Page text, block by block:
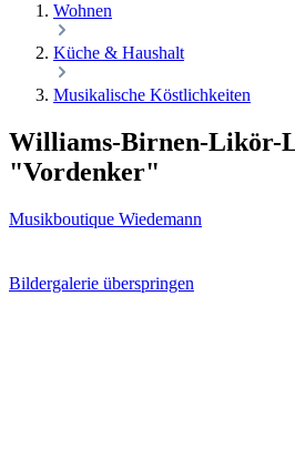
Wohnen
Küche & Haushalt
Musikalische Köstlichkeiten
Williams-Birnen-Likör-
"Vordenker"
Musikboutique Wiedemann
Bildergalerie überspringen